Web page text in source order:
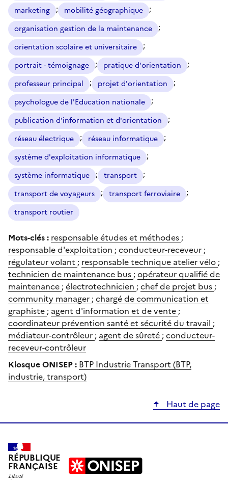
marketing ; mobilité géographique ;
organisation gestion de la maintenance ;
orientation scolaire et universitaire ;
portrait - témoignage ; pratique d'orientation ;
professeur principal ; projet d'orientation ;
psychologue de l'Education nationale ;
publication d'information et d'orientation ;
réseau électrique ; réseau informatique ;
système d'exploitation informatique ;
système informatique ; transport ;
transport de voyageurs ; transport ferroviaire ;
transport routier
Mots-clés : responsable études et méthodes ;
responsable d'exploitation ;conducteur-receveur ;
régulateur volant ; responsable technique atelier vélo ;
technicien de maintenance bus ;opérateur qualifié de
maintenance ;électrotechnicien ;chef de projet bus ;
community manager ;chargé de communication et
graphiste ; agent d'information et de vente ;
coordinateur prévention santé et sécurité du travail ;
médiateur-contrôleur ; agent de sûreté ;conducteur-
receveur-contrôleur
Kiosque ONISEP : BTP Industrie Transport (BTP,
industrie, transport)
Haut de page
RÉPUBLIQUE
FRANÇAISE